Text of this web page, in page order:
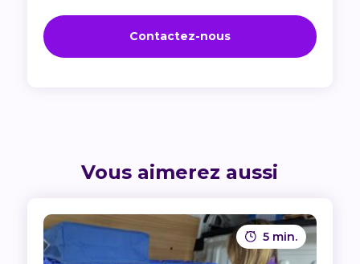
Contactez-nous
Vous aimerez aussi
5 min.